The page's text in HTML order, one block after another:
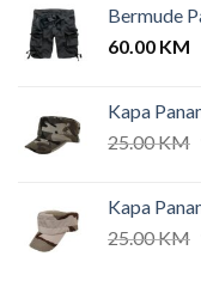
Bermude
60.00 KM
Kapa
25.00KM
Kapa
25.00KM